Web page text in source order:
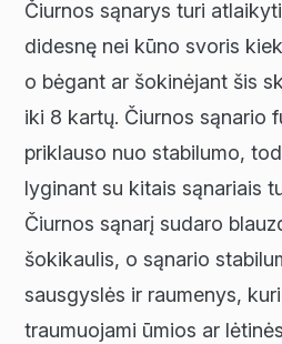
Čiurnos sąnarys turi
didesnę nei kūno svoris
o bėgant ar šokinėjant šis
iki 8 kartų. Čiurnos sąnario
priklauso nuo stabilumo,
lyginant su kitais sąnariais
Čiurnos sąnarį sudaro
šokikaulis, o sąnario
sausgyslės ir raumenys,
traumuojami ūmios ar